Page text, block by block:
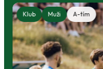
Klub Muži A-tím